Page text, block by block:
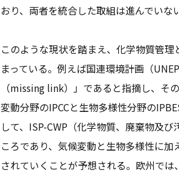
おり、両者を統合した取組は進んでいな
このような現状を踏まえ、化学物質管
まっている。例えば国連環境計画（
（missing link）」であると指摘し、そ
変動分野のIPCCと生物多様性分野の
して、ISP-CWP（化学物質、廃棄物及
ころであり、気候変動と生物多様性に
されていくことが予想される。欧州で